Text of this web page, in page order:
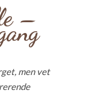
–
men vet